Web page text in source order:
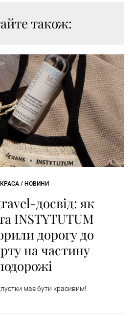
також:
КРАСА / НОВИНИ
досвід: як
INSTYTUTUM
дорогу до
на частину
має бути красивим!